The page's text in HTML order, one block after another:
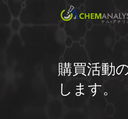
購買活動
します。